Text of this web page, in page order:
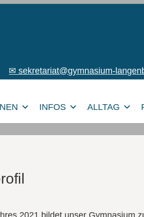
✉ sekretariat@gymnasium-
INFOS ALLTAG
2021 bildet unser Gymnasium